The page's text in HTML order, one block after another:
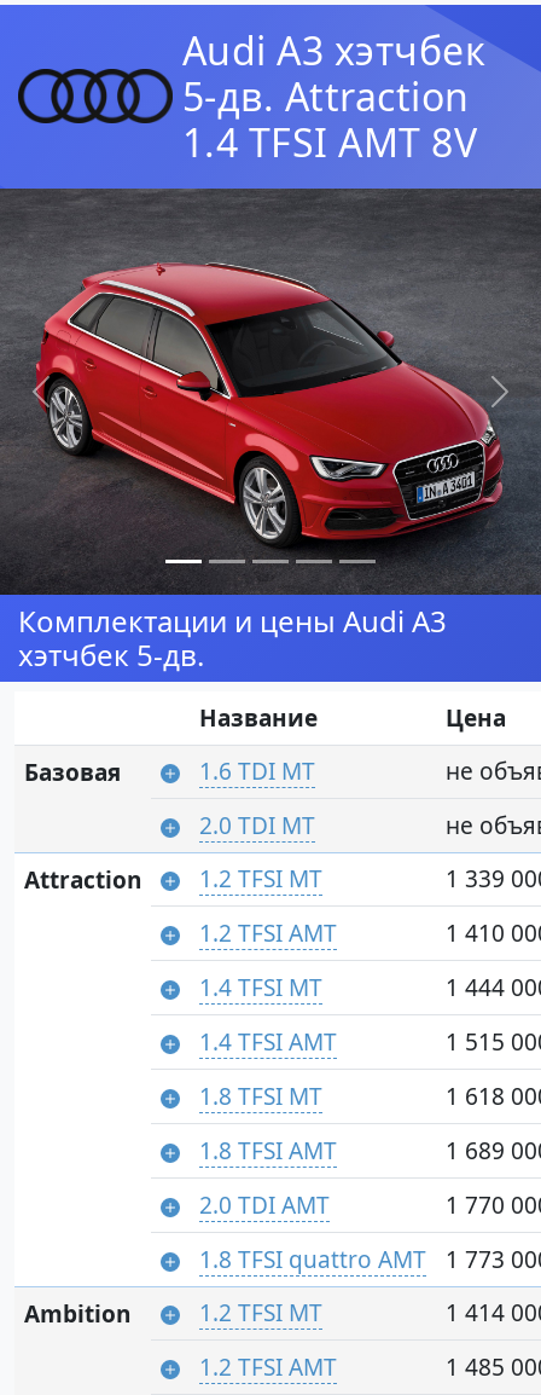
Audi A3 хэтчбек
5-дв. Attraction
1.4 TFSI AMT 8V
Предыдущая
Комплектации и цены Audi A3
хэтчбек 5-дв.
Название
Цена
Базовая
1.6 TDI MT
не
2.0 TDI MT
не
Attraction
1.2 TFSI MT
1 339
1.2 TFSI AMT
1 410
1.4 TFSI MT
1 444
1.4 TFSI AMT
1 515
1.8 TFSI MT
1 618
1.8 TFSI AMT
1 689
2.0 TDI AMT
1 770
1.8 TFSI quattro AMT
1 773
Ambition
1.2 TFSI MT
1 414
1.2 TFSI AMT
1 485